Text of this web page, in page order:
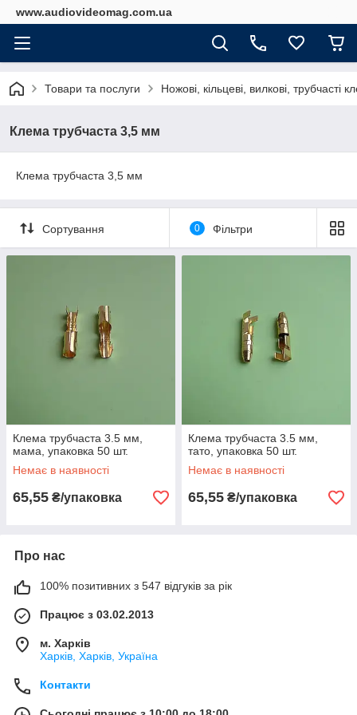
www.audiovideomag.com.ua
Товари та послуги Ножові, кільцеві, вилкові,
Клема трубчаста 3,5 мм
Клема трубчаста 3,5 мм
Сортування 0 Фільтри
Клема трубчаста 3.5 мм,
мама, упаковка 50 шт.
Немає в наявності
65,55 ₴/упаковка
Клема трубчаста 3.5 мм,
тато, упаковка 50 шт.
Немає в наявності
65,55 ₴/упаковка
Про нас
100% позитивних з 547 відгуків за рік
Працює з 03.02.2013
м. Харків
Харків, Харків, Україна
Контакти